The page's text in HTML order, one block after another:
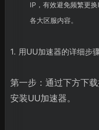
IP，有效避免频繁更
各大区服内容。
1. 用UU加速器的详细步
第一步：通过下方下
安装UU加速器。